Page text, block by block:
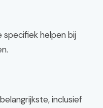
specifiek helpen bij
inclusief